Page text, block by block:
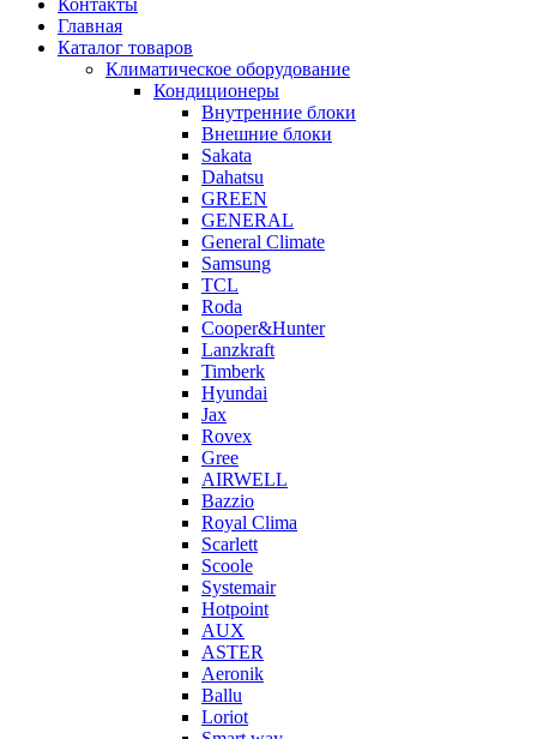
Контакты
Главная
Каталог товаров
Климатическое оборудование
Кондиционеры
Внутренние блоки
Внешние блоки
Sakata
Dahatsu
GREEN
GENERAL
General Climate
Samsung
TCL
Roda
Cooper&Hunter
Lanzkraft
Timberk
Hyundai
Jax
Rovex
Gree
AIRWELL
Bazzio
Royal Clima
Scarlett
Scoole
Systemair
Hotpoint
AUX
ASTER
Aeronik
Ballu
Loriot